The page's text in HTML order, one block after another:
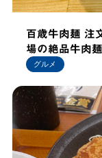
百歳牛肉麺 注
場の絶品牛肉麺
グルメ